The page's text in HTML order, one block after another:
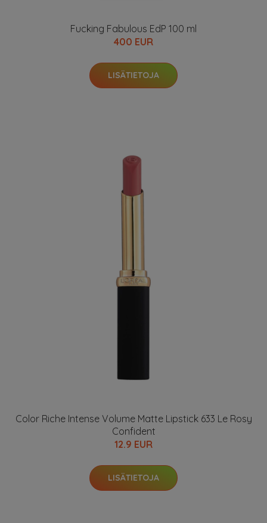
Fucking Fabulous EdP 100 ml
400 EUR
LISÄTIETOJA
Color Riche Intense Volume Matte Lipstick 633 Le Rosy
Confident
12.9 EUR
LISÄTIETOJA